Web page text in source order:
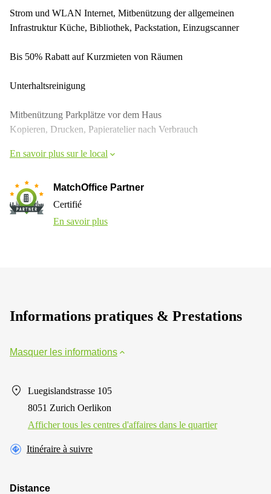
Strom und WLAN Internet, Mitbenützung der allgemeinen
Infrastruktur Küche, Bibliothek, Packstation, Einzugscanner
Bis 50% Rabatt auf Kurzmieten von Räumen
Unterhaltsreinigung
Mitbenützung Parkplätze vor dem Haus
Kopieren, Drucken, Papieratelier nach Verbrauch
En savoir plus sur le local
MatchOffice Partner
Certifié
En savoir plus
Informations pratiques & Prestations
Masquer les informations
Luegislandstrasse 105
8051 Zurich Oerlikon
Afficher tous les centres d'affaires dans le quartier
Itinéraire à suivre
Distance